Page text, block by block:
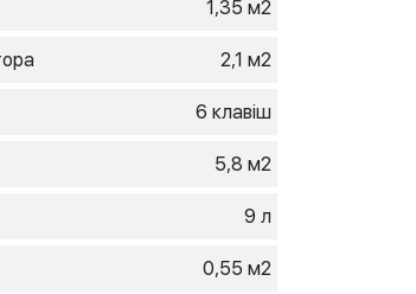
1,35 м2
2,1 м2
6 клавіш
5,8 м2
9 л
0,55 м2